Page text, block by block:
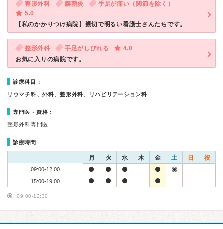
整形外科 腱鞘炎
手足が痛い（関節を除く）
5.0
【私のかかりつけ病院】親切で明るい看護士さんたちです。
整形外科 手足がしびれる
4.0
お気に入りの病院です。
診療科目：
リウマチ科、外科、整形外科、リハビリテーション科
専門医・資格：
整形外科専門医
診療時間
月 火 水 木 金 土 日 祝
09:00-12:00
15:00-19:00
09:00-12:30